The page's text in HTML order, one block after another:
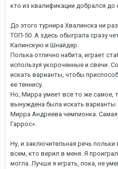
кто из квалификации добрался до
До этого турнира Хвалинска ни
ТОП-50. А здесь обыграла сразу
Калинскую и Шнайдер.
Полька отлично набита, играет
используя укороченные и свечи.
искать варианты, чтобы
ее теннису.
Но, Мирра умеет все то же самое,
вынуждена была искать варианты.
Мирра Андреева чемпионка.
Гаррос».
Ну, и заключительная речь
всем, кто верил в меня. Я
могла. Лучше я играть, пока, не